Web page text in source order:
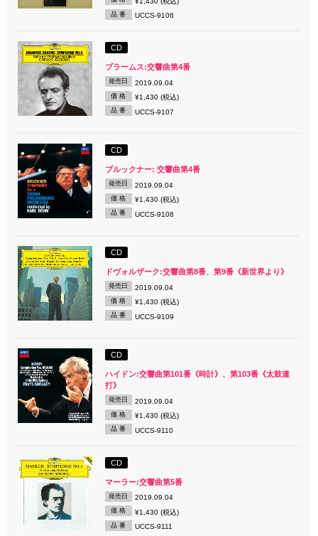
品 番 UCCS-9106
CD
ブラームス:交響曲第4番
発売日 2019.09.04
価 格 ¥1,430 (税込)
品 番 UCCS-9107
CD
ブルックナー: 交響曲第4番
発売日 2019.09.04
価 格 ¥1,430 (税込)
品 番 UCCS-9108
CD
ドヴォルザーク:交響曲第8番、第9番《新世界より》
発売日 2019.09.04
価 格 ¥1,430 (税込)
品 番 UCCS-9109
CD
ハイドン:交響曲第101番《時計》、第103番《太鼓連
打》
発売日 2019.09.04
価 格 ¥1,430 (税込)
品 番 UCCS-9110
CD
マーラー:交響曲第5番
発売日 2019.09.04
価 格 ¥1,430 (税込)
品 番 UCCS-9111